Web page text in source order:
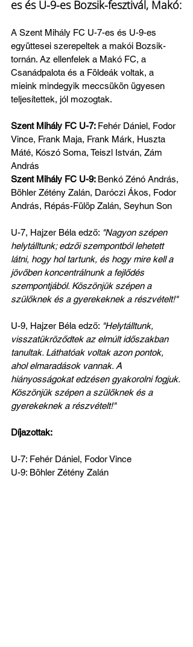
es és U-9-es Bozsik-fesztivál, Makó:
A Szent Mihály FC U-7-es és U-9-es
együttesei szerepeltek a makói Bozsik-
tornán. Az ellenfelek a Makó FC, a
Csanádpalota és a Földeák voltak, a
mieink mindegyik meccsükön ügyesen
teljesítettek, jól mozogtak.
Szent Mihály FC U-7: Fehér Dániel, Fodor
Vince, Frank Maja, Frank Márk, Huszta
Máté, Kószó Soma, Teiszl István, Zám
András
Szent Mihály FC U-9: Benkó Zénó András,
Böhler Zétény Zalán, Daróczi Ákos, Fodor
András, Répás-Fülöp Zalán, Seyhun Son
U-7, Hajzer Béla edző: "Nagyon szépen
helytálltunk; edzői szempontból lehetett
látni, hogy hol tartunk, és hogy mire kell a
jövőben koncentrálnunk a fejlődés
szempontjából. Köszönjük szépen a
szülőknek és a gyerekeknek a részvételt!"
U-9, Hajzer Béla edző: "Helytálltunk,
visszatükröződtek az elmúlt időszakban
tanultak. Láthatóak voltak azon pontok,
ahol elmaradások vannak. A
hiányosságokat edzésen gyakorolni fogjuk.
Köszönjük szépen a szülőknek és a
gyerekeknek a részvételt!"
Díjazottak:
U-7: Fehér Dániel, Fodor Vince
U-9: Böhler Zétény Zalán